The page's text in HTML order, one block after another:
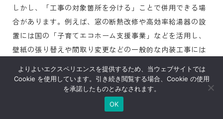
お問い合わせ
しかし、「工事の対象箇所を分ける」ことで併用できる場
合があります。例えば、窓の断熱改修や高効率給湯器の設
置には国の「子育てエコホーム支援事業」などを活用し、
壁紙の張り替えや間取り変更などの一般的な内装工事には
大津市独自の「定住促進リフォーム補助金」を充てるとい
った工夫です。
これらを最適に組み合わせるには、どの工事がどの補助金
の対象になるかを見極める専門知識が必要なため、プラン
よりよいエクスペリエンスを提供するため、当ウェブサイトでは
Cookie を使用しています。引き続き閲覧する場合、Cookie の使用
を承諾したものとみなされます。
OK